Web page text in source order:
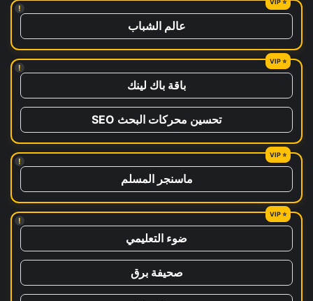
!
عالم الشباب
!
باقة باك لينك
تحسين محركات البحث SEO
!
ماسنجر المسلم
!
ضوء التعليمي
صحيفة برق